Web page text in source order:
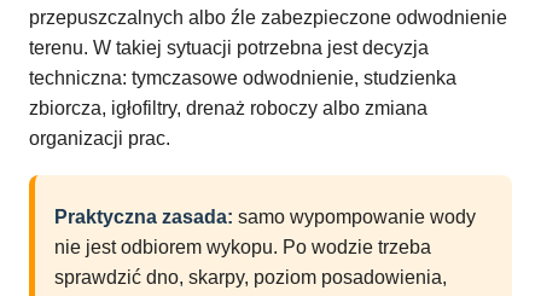
przepuszczalnych albo źle zabezpieczone odwodnienie
terenu. W takiej sytuacji potrzebna jest decyzja
techniczna: tymczasowe odwodnienie, studzienka
zbiorcza, igłofiltry, drenaż roboczy albo zmiana
organizacji prac.
Praktyczna zasada: samo wypompowanie wody
nie jest odbiorem wykopu. Po wodzie trzeba
sprawdzić dno, skarpy, poziom posadowienia,